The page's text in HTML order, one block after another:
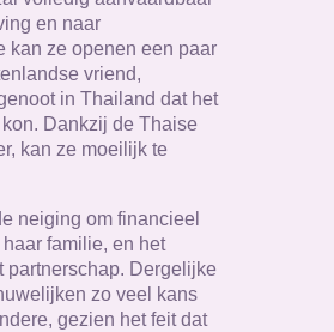
en naar
kan ze openen een paar
vriend,
in Thailand dat het
Dankzij de Thaise
kan ze moeilijk te
neiging om financieel
familie, en het
partnerschap. Dergelijke
zo veel kans
gezien het feit dat